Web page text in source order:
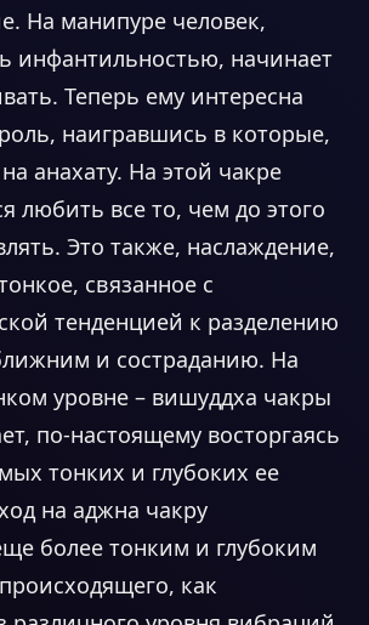
На манипуре человек,
инфантильностью, начинает
Теперь ему интересна
наигравшись в которые,
анахату. На этой чакре
любить все то, чем до этого
Это также, наслаждение,
связанное с
тенденцией к разделению
и состраданию. На
уровне – вишуддха чакры
по-настоящему восторгаясь
тонких и глубоких ее
на аджна чакру
более тонким и глубоким
как